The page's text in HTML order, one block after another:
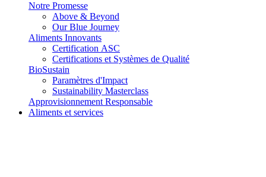
Notre Promesse
Above & Beyond
Our Blue Journey
Aliments Innovants
Certification ASC
Certifications et Systèmes de Qualité
BioSustain
Paramètres d'Impact
Sustainability Masterclass
Approvisionnement Responsable
Aliments et services